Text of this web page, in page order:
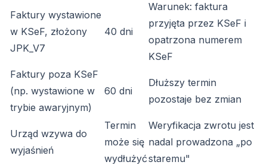
Faktury wystawione
w KSeF, złożony
JPK_V7
40 dni
Warunek: faktura
przyjęta przez KSeF i
opatrzona numerem
KSeF
Faktury poza KSeF
(np. wystawione w
trybie awaryjnym)
60 dni
Dłuższy termin
pozostaje bez zmian
Urząd wzywa do
wyjaśnień
Termin
może się
wydłużyć
Weryfikacja zwrotu jest
nadal prowadzona „po
staremu"